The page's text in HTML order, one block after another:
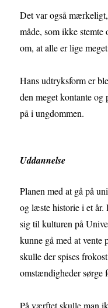
Det var også
måde, som ikke
om, at alle er lige
Hans udtryksform er
den meget kontante og
på i ungdommen.
Uddannelse
Planen med at gå på
og læste historie i et
sig til kulturen på
kunne gå med at vente
skulle der spises
omstændigheder sørge
På værftet skulle man